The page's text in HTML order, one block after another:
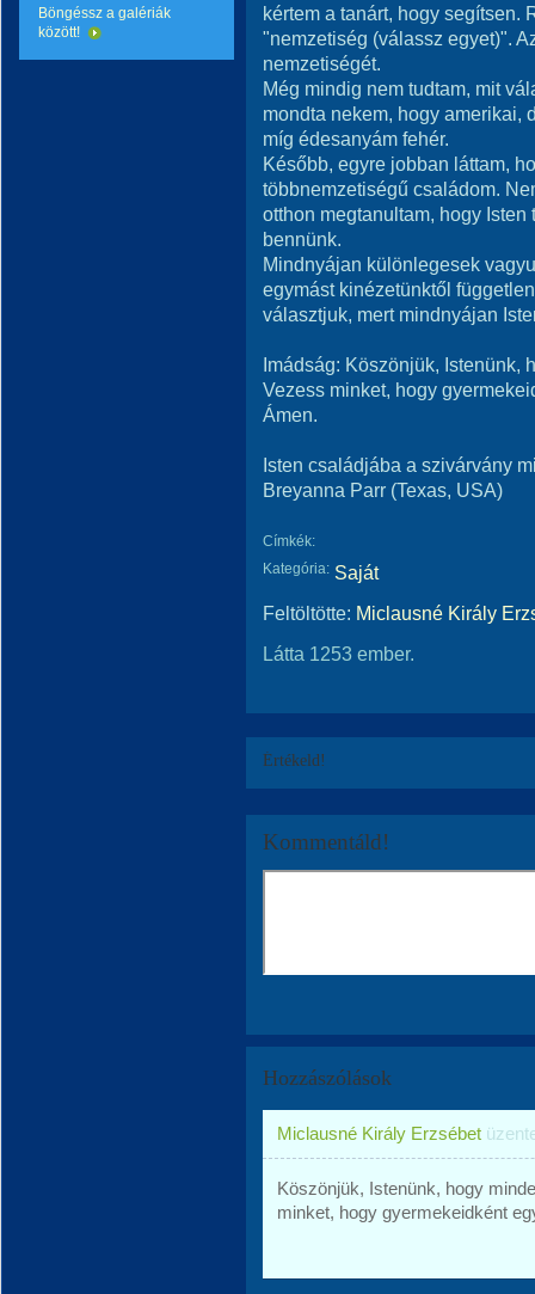
Böngéssz a galériák
között!
kértem a tanárt, hogy segítsen.
"nemzetiség (válassz egyet)".
nemzetiségét.
Még mindig nem tudtam, mit
mondta nekem, hogy amerikai,
míg édesanyám fehér.
Később, egyre jobban láttam,
többnemzetiségű családom.
otthon megtanultam, hogy
bennünk.
Mindnyájan különlegesek
egymást kinézetünktől
választjuk, mert mindnyájan
Imádság: Köszönjük, Istenünk,
Vezess minket, hogy
Ámen.
Isten családjába a szivárvány
Breyanna Parr (Texas, USA)
Címkék:
Kategória: Saját
Feltöltötte: Miclausné Király
Látta 1253 ember.
Értékeld!
Kommentáld!
Hozzászólások
Miclausné Király Erzsébet
Köszönjük, Istenünk, hogy
minket, hogy gyermekeidként